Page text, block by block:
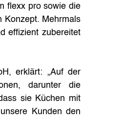
flexx pro sowie die
Konzept. Mehrmals
effizient zubereitet
erklärt: „Auf der
darunter die
sie Küchen mit
Kunden den